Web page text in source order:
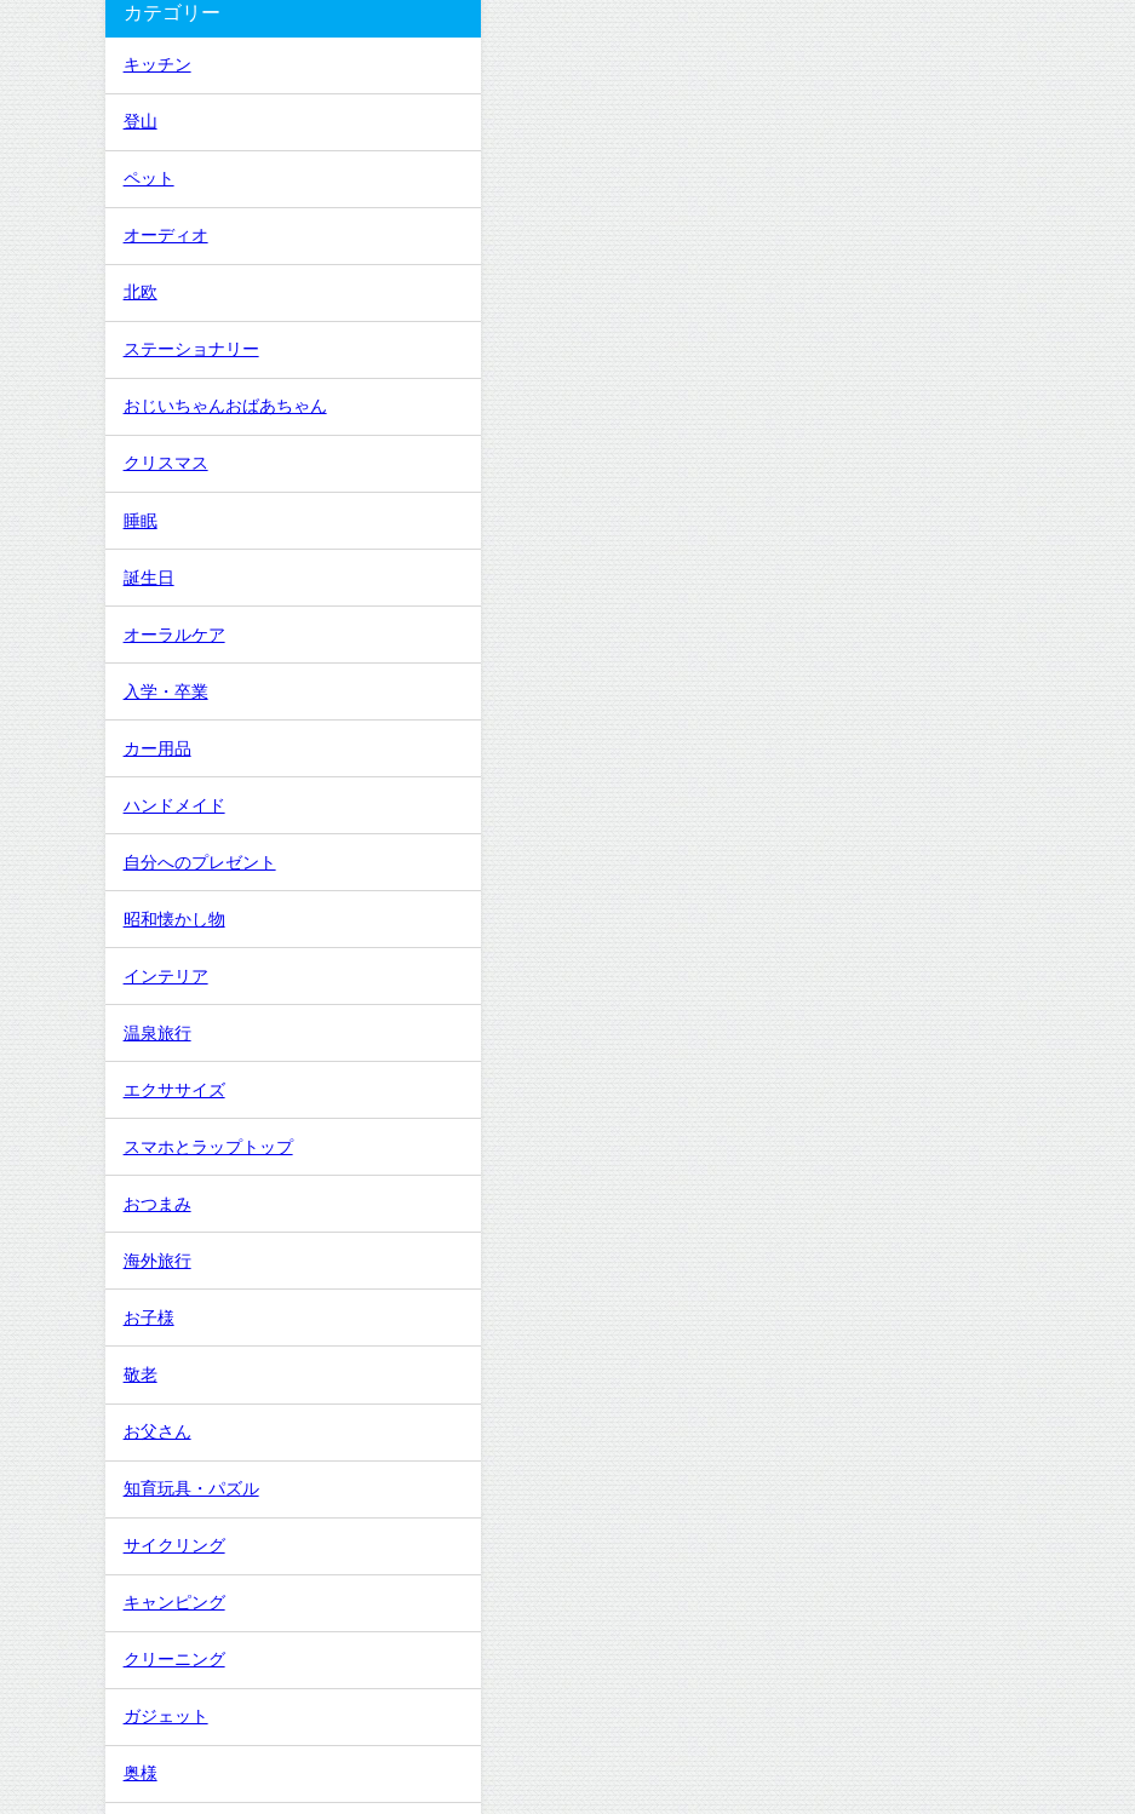
カテゴリー
キッチン
登山
ペット
オーディオ
北欧
ステーショナリー
おじいちゃんおばあちゃん
クリスマス
睡眠
誕生日
オーラルケア
入学・卒業
カー用品
ハンドメイド
自分へのプレゼント
昭和懐かし物
インテリア
温泉旅行
エクササイズ
スマホとラップトップ
おつまみ
海外旅行
お子様
敬老
お父さん
知育玩具・パズル
サイクリング
キャンピング
クリーニング
ガジェット
奥様